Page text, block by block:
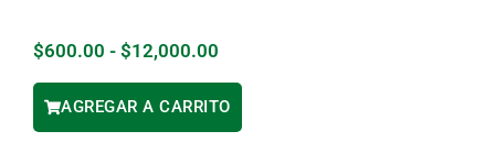
$600.00 - $12,000.00
AGREGAR A CARRITO